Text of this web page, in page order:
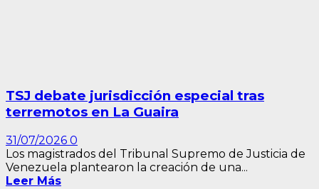
TSJ debate jurisdicción especial tras
terremotos en La Guaira
31/07/2026 0
Los magistrados del Tribunal Supremo de Justicia de
Venezuela plantearon la creación de una...
Leer Más